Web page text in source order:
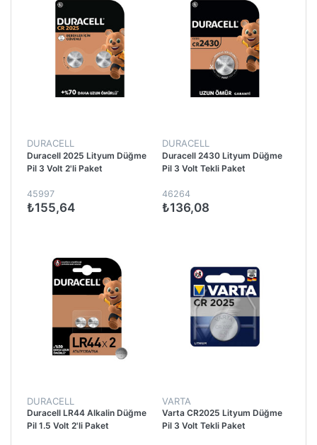
DURACELL
Duracell 2025 Lityum Düğme
Pil 3 Volt 2'li Paket
45997
₺155,64
DURACELL
Duracell 2430 Lityum Düğme
Pil 3 Volt Tekli Paket
46264
₺136,08
DURACELL
Duracell LR44 Alkalin Düğme
Pil 1.5 Volt 2'li Paket
VARTA
Varta CR2025 Lityum Düğme
Pil 3 Volt Tekli Paket